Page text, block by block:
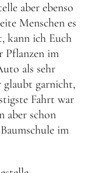
aber ebenso
Menschen es
kann ich Euch
Pflanzen im
als sehr
glaubt garnicht,
Fahrt war
aber schon
im